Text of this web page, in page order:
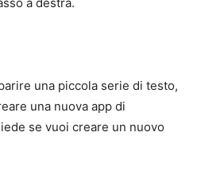
a destra.
una piccola serie di testo,
una nuova app di
se vuoi creare un nuovo